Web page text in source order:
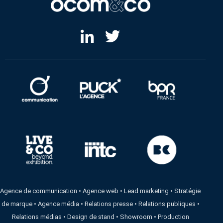
Agence de communication •Agence web •Lead marketing • Stratégie
de marque• Agence média • Relations presse• Relations publiques •
Relations médias • Design de stand • Showroom • Production